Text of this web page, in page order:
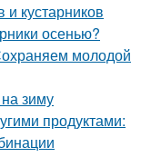
кустарников
осенью?
молодой
зиму
продуктами: